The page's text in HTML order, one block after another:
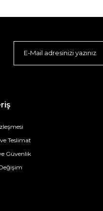
Teslimat
Güvenlik